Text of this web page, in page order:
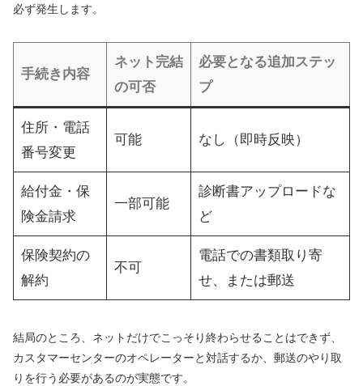
必ず発生します。
手続き内容
ネット完結
の可否
必要となる追加ステッ
プ
住所・電話
番号変更
可能 なし（即時反映）
給付金・保
険金請求
一部可能
診断書アップロードな
ど
保険契約の
解約
不可
電話での書類取り寄
せ、または郵送
結局のところ、ネットだけでこっそり終わらせることはできず、
カスタマーセンターのオペレーターと対話するか、郵送のやり取
りを行う必要があるのが実態です。